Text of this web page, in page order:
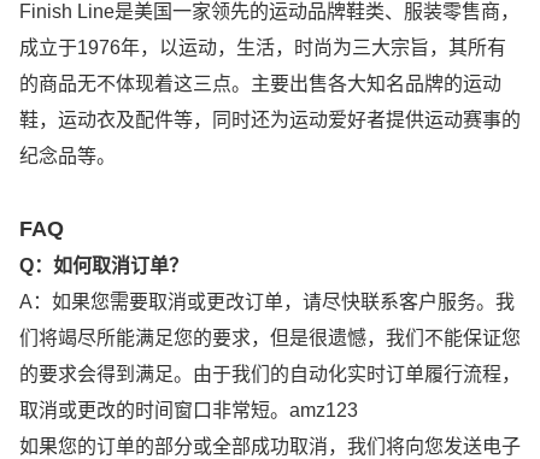
Finish Line是美国一家领先的运动品牌鞋类、服装零售商，
成立于1976年，以运动，生活，时尚为三大宗旨，其所有
的商品无不体现着这三点。主要出售各大知名品牌的运动
鞋，运动衣及配件等，同时还为运动爱好者提供运动赛事的
纪念品等。
FAQ
Q：如何取消订单？
A：如果您需要取消或更改订单，请尽快联系客户服务。我
们将竭尽所能满足您的要求，但是很遗憾，我们不能保证您
的要求会得到满足。由于我们的自动化实时订单履行流程，
取消或更改的时间窗口非常短。amz123
如果您的订单的部分或全部成功取消，我们将向您发送电子